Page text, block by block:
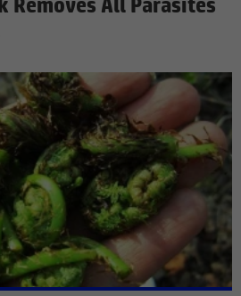
Removes All Parasites